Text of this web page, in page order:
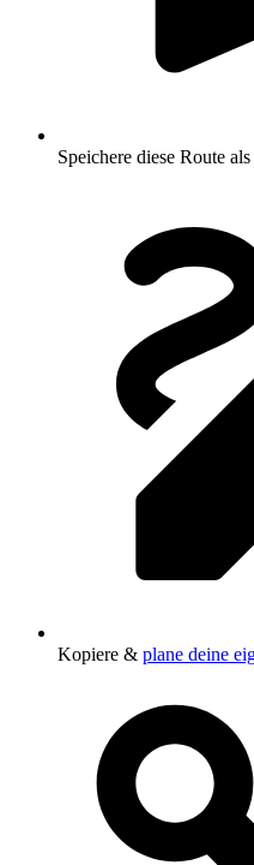
Speichere diese Route
Kopiere & plane deine